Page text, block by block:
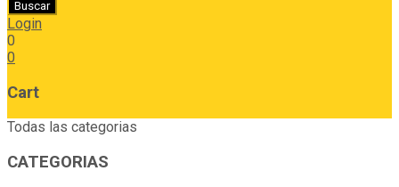
Login
0
0
Cart
Todas las categorias
CATEGORIAS